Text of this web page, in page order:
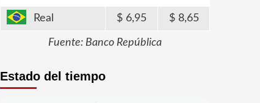
Real 6,95 8,65
Fuente: Banco República
Estado del tiempo